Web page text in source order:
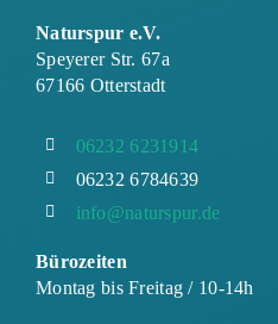
Naturspur e.V.
Speyerer Str. 67a
67166 Otterstadt
06232 6231914
06232 6784639
info@naturspur.de
Bürozeiten
Montag bis Freitag / 10-14h